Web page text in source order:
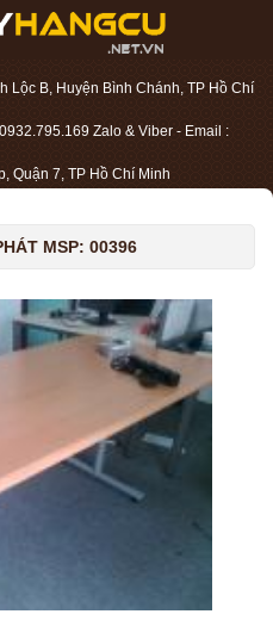
Lộc B, Huyện Bình Chánh, TP Hồ Chí
Zalo & Viber - Email :
Quận 7, TP Hồ Chí Minh
MSP: 00396